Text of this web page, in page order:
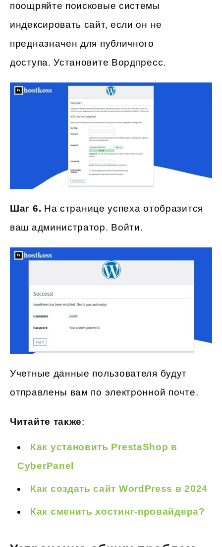
поощряйте поисковые системы
индексировать сайт, если он не
предназначен для публичного
доступа. Установите Вордпресс.
Шаг 6. На странице успеха отобразится
ваш администратор. Войти.
Учетные данные пользователя будут
отправлены вам по электронной почте.
Читайте также:
Как установить PrestaShop в
CyberPanel
Как создать сайт WordPress в 2024
Как сменить хостинг-провайдера?